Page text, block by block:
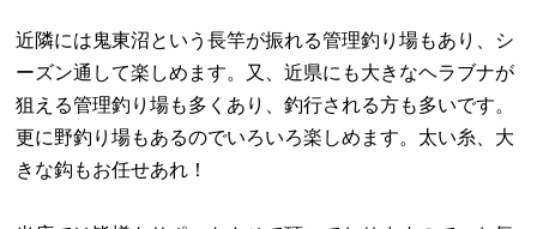
近隣には鬼東沼という長竿が振れる管理釣り場もあり、シ
ーズン通して楽しめます。又、近県にも大きなヘラブナが
狙える管理釣り場も多くあり、釣行される方も多いです。
更に野釣り場もあるのでいろいろ楽しめます。太い糸、大
きな鈎もお任せあれ！